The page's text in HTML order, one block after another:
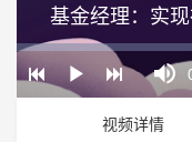
Play
Loaded:
0%
Progress:
0%
基金经理：实现
视频详情